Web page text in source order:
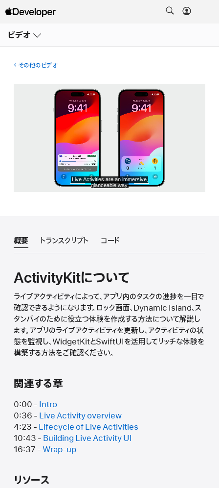
ビデオ
ー
その他のビデオ
概要 トランスクリプト コード
ActivityKitについて
ライブアクティビティによって、アプリ内のタスクの進捗を一目で
確認できるようになります。ロック画面、Dynamic Island、ス
タンバイのために役立つ体験を作成する方法について解説し
ます。アプリのライブアクティビティを更新し、アクティビティの状
態を監視し、WidgetKitとSwiftUIを活用してリッチな体験を
構築する方法をご確認ください。
関連する章
0:00 - Intro
0:36 - Live Activity overview
4:23 - Lifecycle of Live Activities
10:43 - Building Live Activity UI
16:37 - Wrap-up
リソース